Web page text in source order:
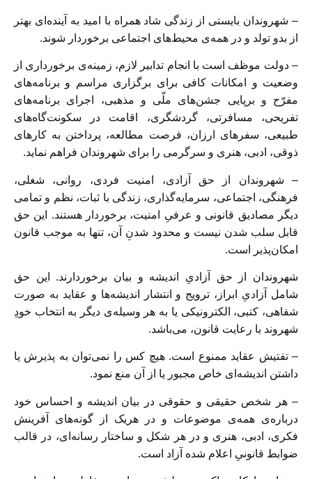
– شهروندان بایستی از زندگی شاد همراه با امید به آینده‌ای بهتر
از بدو تولد و در همه‌ی محیط‌های اجتماعی برخوردار شوند.
– دولت موظف است با انجام تدابیر لازم، زمینه‌ی برخورداری از
وضعیت و امکانات کافی برای برگزاری مراسم و برنامه‌های
مفرّح و برپایی جشن‌های ملّی و مذهبی، اجرای برنامه‌های
تفریحی، مسافرتی، گردشگری، اقامت در سکونت‌گاه‌های
طبیعی، سفرهای ارزان، فرصت مطالعه، پرداختن به کارهای
ذوقی، ادبی، هنری و سرگرمی را برای شهروندان فراهم نماید.
– شهروندان از حق آزادی، امنیت فردی، روانی، شغلی،
فرهنگی، اجتماعی، سرمایه‌گذاری، زندگی با ثبات، نظم و تمامی
دیگر مصادیق قانونی و عرفیِ امنیت، برخوردار هستند. این حق
قابل سلب شدن نیست و محدود شدنِ آن، تنها به موجب قانون
امکان‌پذیر است.
شهروندان از حق آزادیِ اندیشه و بیان برخوردارند. این حق
شامل آزادیِ ابراز، ترویج و انتشار اندیشه‌ها و عقاید به صورت
شفاهی، کتبی، الکترونیکی یا به هر وسیله‌ی دیگر به انتخاب خودِ
شهروند با رعایت قانون، می‌باشد.
– تفتیش عقاید ممنوع است. هیچ کس را نمی‌توان به پذیرش یا
داشتن اندیشه‌ای خاص مجبور یا از آن منع نمود.
– هر شخص حقیقی و حقوقی در بیان اندیشه و احساس خود
درباره‌ی همه‌ی موضوعات و در هریک از گونه‌های آفرینش
فکری، ادبی، هنری و در هر شکل و ساختار رسانه‌ای، در قالب
ضوابط قانونیِ اعلام شده آزاد است.